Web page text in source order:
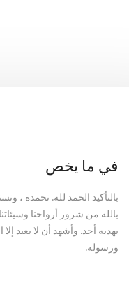
في ما يخص
بالتأكيد الحمد لله. نحمده ،
بالله من شرور أرواحنا
يهديه أحد. وأشهد أن لا يعبد
ورسوله.